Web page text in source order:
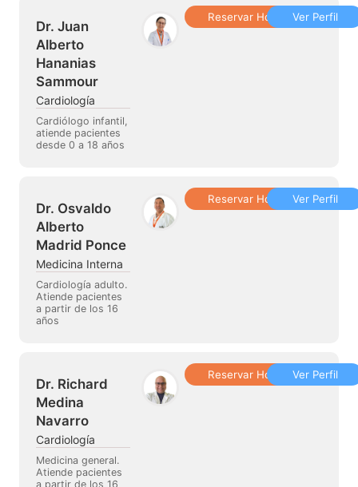
Dr. Juan
Alberto
Hananias
Sammour
Cardiología
Cardiólogo infantil,
atiende pacientes
desde 0 a 18 años
Reservar Hora Ver Perfil
Dr. Osvaldo
Alberto
Madrid Ponce
Medicina Interna
Cardiología adulto.
Atiende pacientes
a partir de los 16
años
Reservar Hora Ver Perfil
Dr. Richard
Medina
Navarro
Cardiología
Medicina general.
Atiende pacientes
a partir de los 16
Reservar Hora Ver Perfil